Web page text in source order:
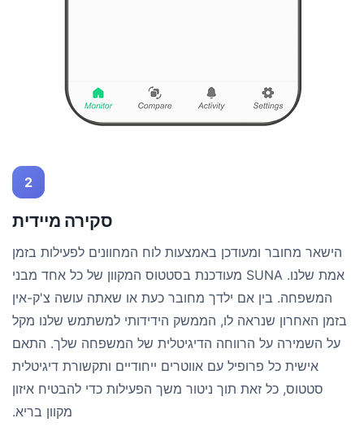
2
סקירה מיידית
הישאר מחובר ומעודכן באמצעות לוח המחוונים לפעילות בזמן
אמת שלנו. SUNA מעודכנת בסטטוס המקוון של כל אחד מבני
המשפחה. בין אם ילדך מחובר כעת או שאתה עושה צ'ק-אין
בזמן האחרון שנראה לו, הממשק הידידותי למשתמש שלנו מקל
על השמירה על הרווחה הדיגיטלית של המשפחה שלך. התאם
אישית כל פרופיל עם אווטרים ייחודיים ותקשורת דיגיטלית
סטטוס, כל זאת תוך ניטור משך הפעילות כדי להבטיח איזון
מקוון בריא.